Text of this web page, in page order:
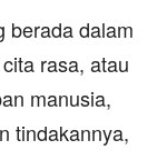
berada dalam
rasa, atau
manusia,
tindakannya,